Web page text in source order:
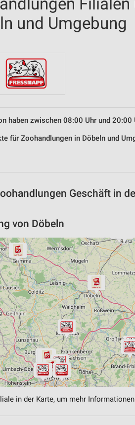
und Umgebung
haben zwischen 08:00 Uhr und 20:00
für Zoohandlungen in Döbeln und
Geschäft in
von Döbeln
in der Karte, um mehr